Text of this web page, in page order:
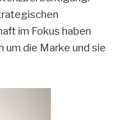
im Fokus haben
um die Marke und sie